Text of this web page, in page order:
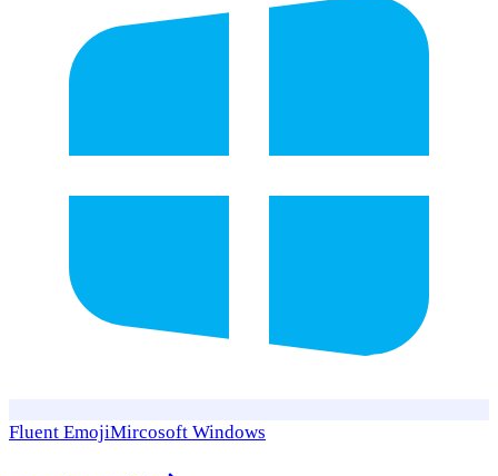
Fluent EmojiMircosoft Windows